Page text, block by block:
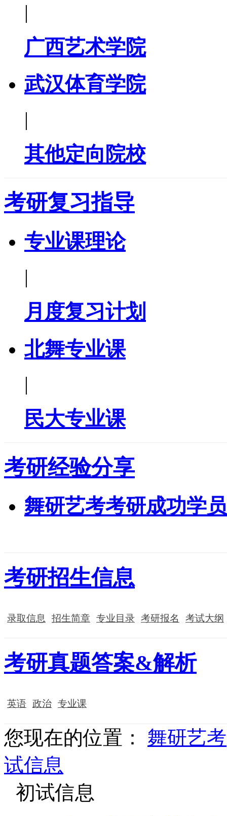
|
广西艺术学院
武汉体育学院
|
其他定向院校
考研复习指导
专业课理论
|
月度复习计划
北舞专业课
|
民大专业课
考研经验分享
舞研艺考考研成功学员
考研招生信息
录取信息 招生简章 专业目录 考研报名 考试大纲
考研真题答案&解析
英语 政治 专业课
您现在的位置： 舞研艺考
试信息
初试信息